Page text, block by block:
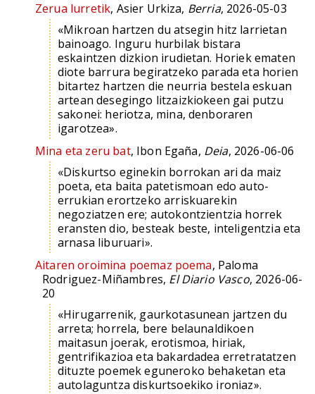
Zerua lurretik, Asier Urkiza, Berria, 2026-05-03
«Mikroan hartzen du atsegin hitz larrietan
bainoago. Inguru hurbilak bistara
eskaintzen dizkion irudietan. Horiek ematen
diote barrura begiratzeko parada eta horien
bitartez hartzen die neurria bestela eskuan
artean desegingo litzaizkiokeen gai putzu
sakonei: heriotza, mina, denboraren
igarotzea».
Mina eta zeru bat, Ibon Egaña, Deia, 2026-06-06
«Diskurtso eginekin borrokan ari da maiz
poeta, eta baita patetismoan edo auto-
errukian erortzeko arriskuarekin
negoziatzen ere; autokontzientzia horrek
eransten dio, besteak beste, inteligentzia eta
arnasa liburuari».
Aitaren oroimina poemaz poema, Paloma
Rodriguez-Miñambres, El Diario Vasco, 2026-06-
20
«Hirugarrenik, gaurkotasunean jartzen du
arreta; horrela, bere belaunaldikoen
maitasun joerak, erotismoa, hiriak,
gentrifikazioa eta bakardadea erretratatzen
dituzte poemek eguneroko behaketan eta
autolaguntza diskurtsoekiko ironiaz».